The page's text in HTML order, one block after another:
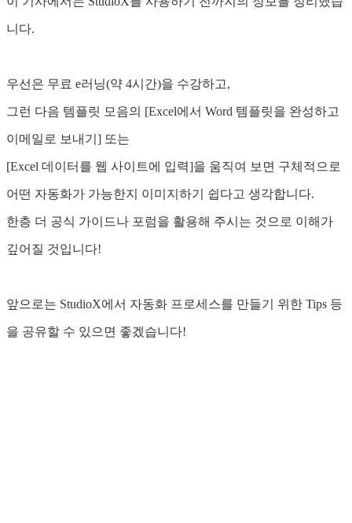
니다.
우선은 무료 e러닝(약 4시간)을 수강하고,
그런 다음 템플릿 모음의 [Excel에서 Word 템플릿을 완성하고
이메일로 보내기] 또는
[Excel 데이터를 웹 사이트에 입력]을 움직여 보면 구체적으로
어떤 자동화가 가능한지 이미지하기 쉽다고 생각합니다.
한층 더 공식 가이드나 포럼을 활용해 주시는 것으로 이해가
깊어질 것입니다!
앞으로는 StudioX에서 자동화 프로세스를 만들기 위한 Tips 등
을 공유할 수 있으면 좋겠습니다!